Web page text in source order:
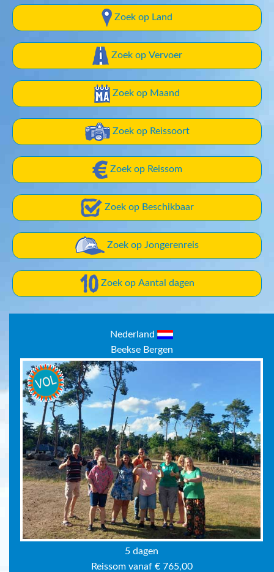
Zoek op Land
Zoek op Vervoer
Zoek op Maand
Zoek op Reissoort
Zoek op Reissom
Zoek op Beschikbaar
Zoek op Jongerenreis
Zoek op Aantal dagen
Nederland
Beekse Bergen
5 dagen
Reissom vanaf € 765,00